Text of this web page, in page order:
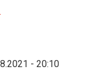
- 20:10